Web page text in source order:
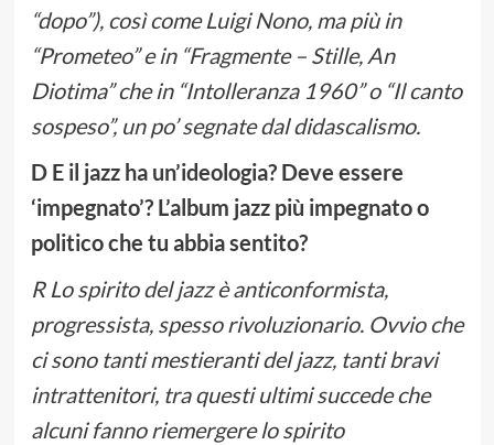
“dopo”), così come Luigi Nono, ma più in
“Prometeo” e in “Fragmente – Stille, An
Diotima” che in “Intolleranza 1960” o “Il canto
sospeso”, un po’ segnate dal didascalismo.
D E il jazz ha un’ideologia? Deve essere
‘impegnato’? L’album jazz più impegnato o
politico che tu abbia sentito?
R Lo spirito del jazz è anticonformista,
progressista, spesso rivoluzionario. Ovvio che
ci sono tanti mestieranti del jazz, tanti bravi
intrattenitori, tra questi ultimi succede che
alcuni fanno riemergere lo spirito